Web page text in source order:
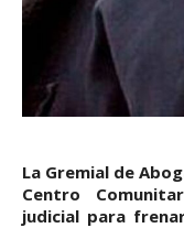
La Gremial de
Centro
judicial para